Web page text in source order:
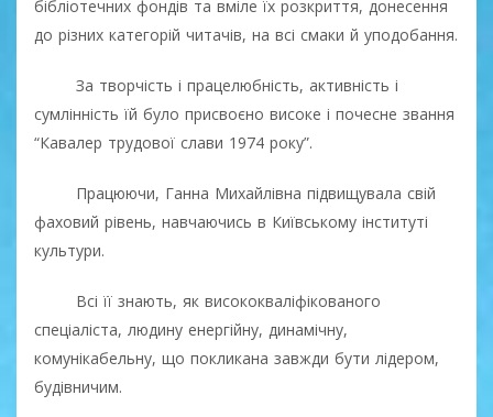
бібліотечних фондів та вміле їх розкриття, донесення
до різних категорій читачів, на всі смаки й уподобання.
За творчість і працелюбність, активність і
сумлінність їй було присвоєно високе і почесне звання
“Кавалер трудової слави 1974 року”.
Працюючи, Ганна Михайлівна підвищувала свій
фаховий рівень, навчаючись в Київському інституті
культури.
Всі її знають, як висококваліфікованого
спеціаліста, людину енергійну, динамічну,
комунікабельну, що покликана завжди бути лідером,
будівничим.